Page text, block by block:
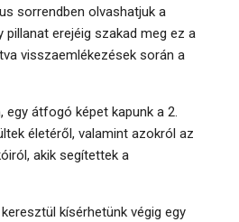
sorrendben olvashatjuk a
erejéig szakad meg ez a
visszaemlékezések során a
egy átfogó képet kapunk a 2.
életéről, valamint azokról az
akik segítettek a
kísérhetünk végig egy